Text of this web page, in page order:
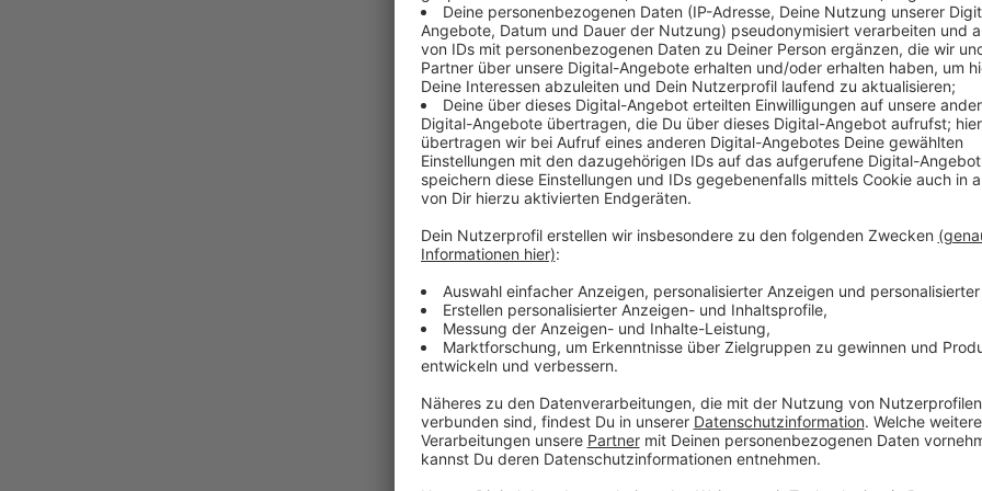
Comedy
Elvis Eifel - Das
Vorstellen brauchen wir ihn euch nicht. Seit 2003
seine Späße am Telefon mit seinen Hörerinnen und
müssen am Ende mit lachen - wenn auch nicht
bekommen könnt, ist Elvis nun unter die Podcaster
die Uhr zur Verfügung. Hier bekommt Ihr außerdem
Telefonate in längerer Version. Elvis wird sich mit
Telefonate aus den letzten zwei Jahrzehnten
ergangen ist und wobei er selbst mal ins